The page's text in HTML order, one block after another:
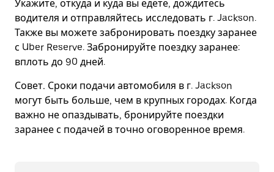
Укажите, откуда и куда вы едете, дождитесь
водителя и отправляйтесь исследовать г. Jackson.
Также вы можете забронировать поездку заранее
с Uber Reserve. Забронируйте поездку заранее:
вплоть до 90 дней.
Совет. Сроки подачи автомобиля в г. Jackson
могут быть больше, чем в крупных городах. Когда
важно не опаздывать, бронируйте поездки
заранее с подачей в точно оговоренное время.